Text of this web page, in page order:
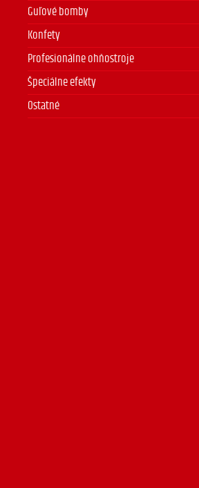
Guľové bomby
Konfety
Profesionálne ohňostroje
Špeciálne efekty
Ostatné